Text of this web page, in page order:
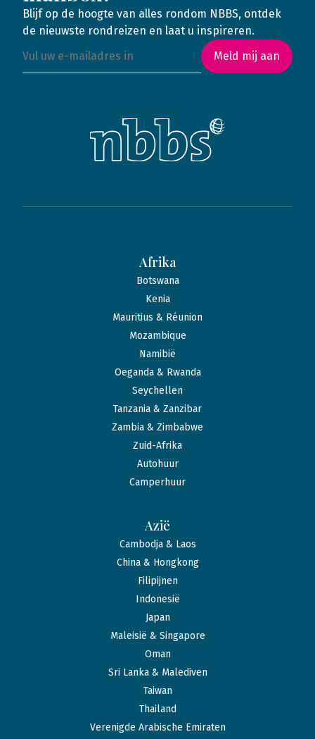
Blijf op de hoogte van alles rondom NBBS, ontdek
de nieuwste rondreizen en laat u inspireren.
Meld mij aan
Afrika
Botswana
Kenia
Mauritius & Réunion
Mozambique
Namibië
Oeganda & Rwanda
Seychellen
Tanzania & Zanzibar
Zambia & Zimbabwe
Zuid-Afrika
Autohuur
Camperhuur
Azië
Cambodja & Laos
China & Hongkong
Filipijnen
Indonesië
Japan
Maleisië & Singapore
Oman
Sri Lanka & Malediven
Taiwan
Thailand
Verenigde Arabische Emiraten